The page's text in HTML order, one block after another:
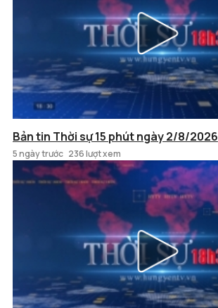
Bản tin Thời sự 15 phút ngày 2/8/2026
5 ngày trước 236 lượt xem